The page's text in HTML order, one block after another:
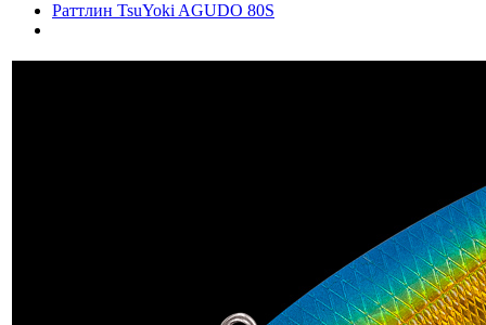
Раттлин TsuYoki AGUDO 80S